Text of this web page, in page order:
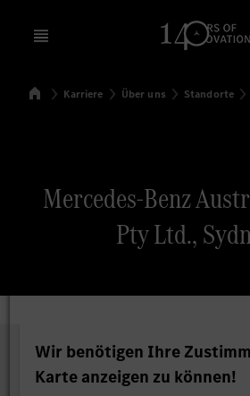
Open menu
SuchenStartseite
Karriere Über uns Standorte
Mercedes-Benz
Pty Ltd.,
Wir benötigen Ihre
Karte anzeigen zu können!